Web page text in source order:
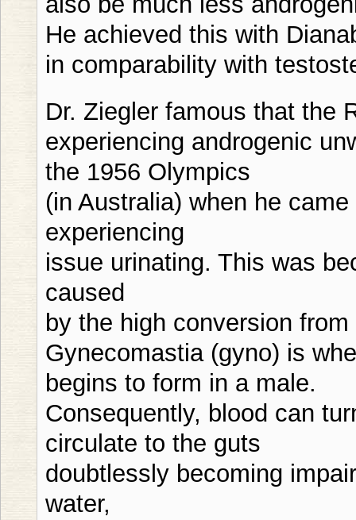
He achieved this with
in comparability with
Dr. Ziegler famous that the
experiencing androgenic
the 1956 Olympics
(in Australia) when he
experiencing
issue urinating. This was
caused
by the high conversion
Gynecomastia (gyno) is
begins to form in a male.
Consequently, blood can
circulate to the guts
doubtlessly becoming
water,